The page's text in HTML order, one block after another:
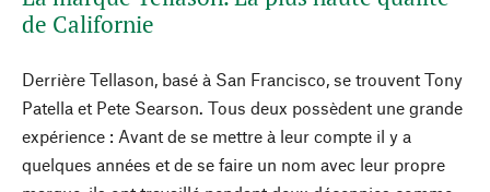
de Californie
Derrière Tellason, basé à San Francisco, se trouvent Tony
Patella et Pete Searson. Tous deux possèdent une grande
expérience : Avant de se mettre à leur compte il y a
quelques années et de se faire un nom avec leur propre